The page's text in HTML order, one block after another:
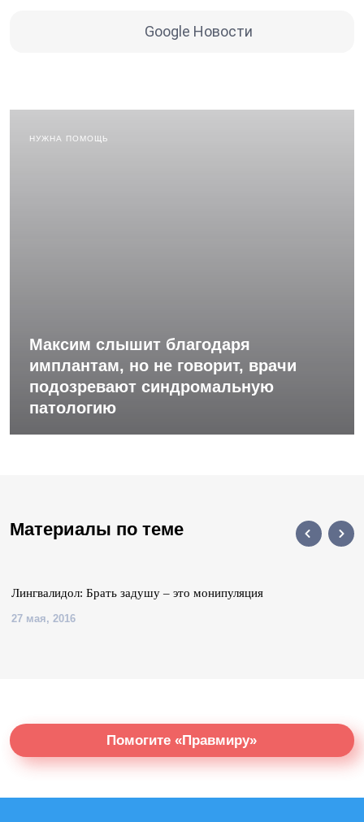
Google Новости
НУЖНА ПОМОЩЬ
Максим слышит благодаря
имплантам, но не говорит, врачи
подозревают синдромальную
патологию
Материалы по теме
Лингвалидол: Брать задушу – это монипуляция
27 мая, 2016
Помогите «Правмиру»